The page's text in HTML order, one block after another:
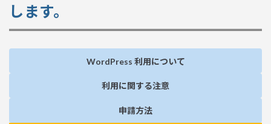
します。
WordPress 利用について
利用に関する注意
申請方法